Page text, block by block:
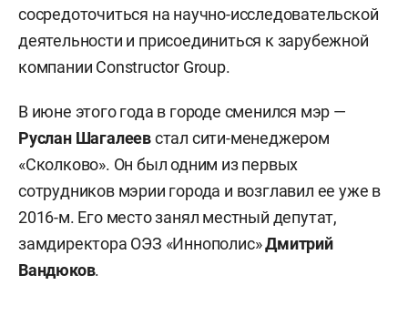
сосредоточиться на научно-исследовательской
деятельности и присоединиться к зарубежной
компании Constructor Group.
В июне этого года в городе сменился мэр —
Руслан Шагалеевстал сити-менеджером
«Сколково». Он был одним из первых
сотрудников мэрии города и возглавил ее уже в
2016-м. Его место занял местный депутат,
замдиректора ОЭЗ «Иннополис»Дмитрий
Вандюков.